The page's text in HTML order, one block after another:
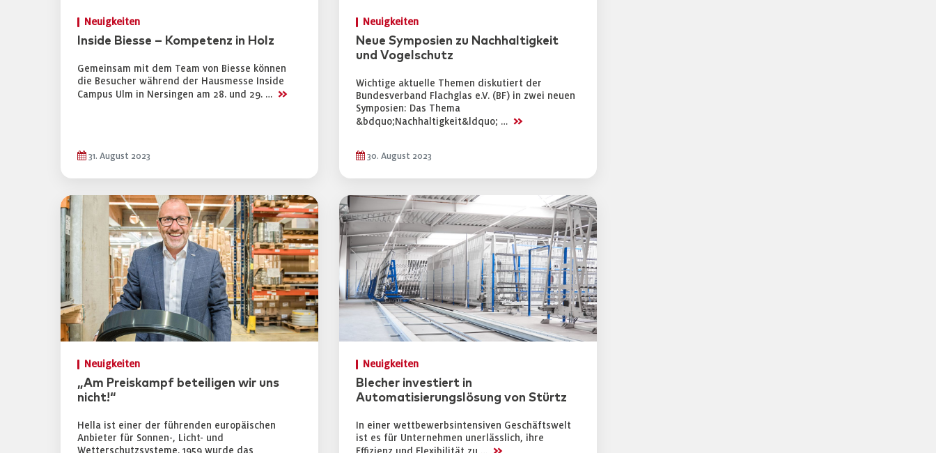
Neuigkeiten
Inside Biesse – Kompetenz in Holz
Gemeinsam mit dem Team von Biesse können
die Besucher während der Hausmesse Inside
Campus Ulm in Nersingen am 28. und 29. … >>
31. August 2023
Neuigkeiten
Neue Symposien zu Nachhaltigkeit
und Vogelschutz
Wichtige aktuelle Themen diskutiert der
Bundesverband Flachglas e.V. (BF) in zwei neuen
Symposien: Das Thema
&bdquo;Nachhaltigkeit&ldquo; … >>
30. August 2023
Neuigkeiten
„Am Preiskampf beteiligen wir uns
nicht!“
Hella ist einer der führenden europäischen
Anbieter für Sonnen-, Licht- und
Wetterschutzsysteme. 1959 wurde das
Neuigkeiten
Blecher investiert in
Automatisierungslösung von Stürtz
In einer wettbewerbsintensiven Geschäftswelt
ist es für Unternehmen unerlässlich, ihre